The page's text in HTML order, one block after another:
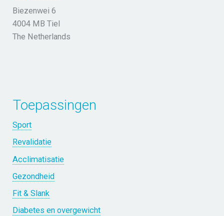
Biezenwei 6
4004 MB Tiel
The Netherlands
Toepassingen
Sport
Revalidatie
Acclimatisatie
Gezondheid
Fit & Slank
Diabetes en overgewicht